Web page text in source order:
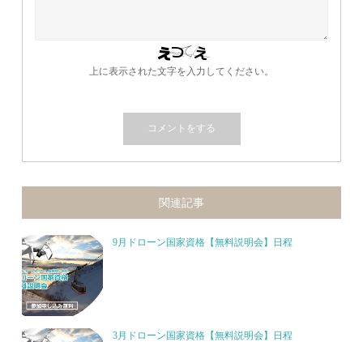
上に表示された文字を入力してください。
関連記事
9月ドローン国家資格【無料説明会】日程
3月ドローン国家資格【無料説明会】日程